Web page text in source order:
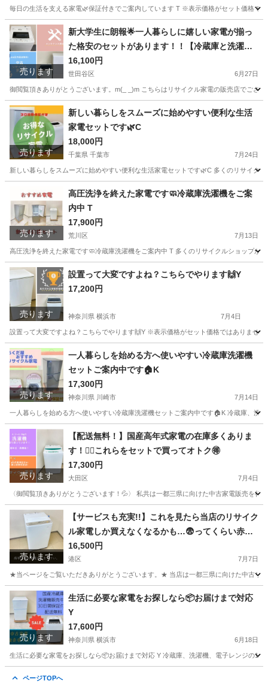
毎日の生活を支える家電🌿保証付きでご案内しています T ※表示価格がセット価格で
東京 墨田区 キッチン家電 Comfee
売ります
新大学生に朗報🌟一人暮らしに嬉しい家電が揃っ
た格安のセットがあります！！【冷蔵庫と洗濯機
が一気に手に入る🌟】
16,100円
世田谷区 6月27日
御閲覧頂きありがとうございます。m(_ _)m こちらはリサイクル家電の販売店でござ
東京 世田谷区 キッチン家電 商品
売ります
新しい暮らしをスムーズに始めやすい便利な生活
家電セットです🌿C
18,000円
千葉県 千葉市 7月24日
新しい暮らしをスムーズに始めやすい便利な生活家電セットです🌿C 多くのリサイ
生活家電 AQUA
売ります
高圧洗浄を終えた家電です🧼冷蔵庫洗濯機をご案
内中 T
17,900円
荒川区 7月13日
高圧洗浄を終えた家電です🧼冷蔵庫洗濯機をご案内中 T 多くのリサイクルショップ
東京 荒川区 生活家電 YRZ
売ります
設置って大変ですよね？こちらでやります🙌Y
17,200円
神奈川県 横浜市 7月4日
設置って大変ですよね？こちらでやります🙌Y ※表示価格がセット価格ではありませ
神奈川 横浜市 生活家電 階段
売ります
一人暮らしを始める方へ使いやすい冷蔵庫洗濯機
セットご案内中です🏠K
17,300円
神奈川県 川崎市 7月14日
一人暮らしを始める方へ使いやすい冷蔵庫洗濯機セットご案内中です🏠K 冷蔵庫、洗
神奈川 川崎市 生活家電 HITACHI
売ります
【配送無料！】国産高年式家電の在庫多くありま
す！👍🏻これらをセットで買ってオトク🉐
17,300円
大田区 7月4日
〈御閲覧頂きありがとうございます！💦〉 私共は一都三県に向けた中古家電販売を
東京 大田区 生活家電 神奈川 横浜市 生活家電
売ります
【サービスも充実!!】これを見たら当店のリサイク
ル家電しか買えなくなるかも…😨ってくらい赤字
覚悟でやっております！
16,500円
港区 7月7日
★当ページをご覧いただきありがとうございます。★ 当店は一都三県に向けた中古リ
東京 港区 生活家電
売ります
生活に必要な家電をお探しなら📦お届けまで対応
Y
17,600円
神奈川県 横浜市 6月18日
生活に必要な家電をお探しなら📦お届けまで対応 Y 冷蔵庫、洗濯機、電子レンジの1
ページTOPへ